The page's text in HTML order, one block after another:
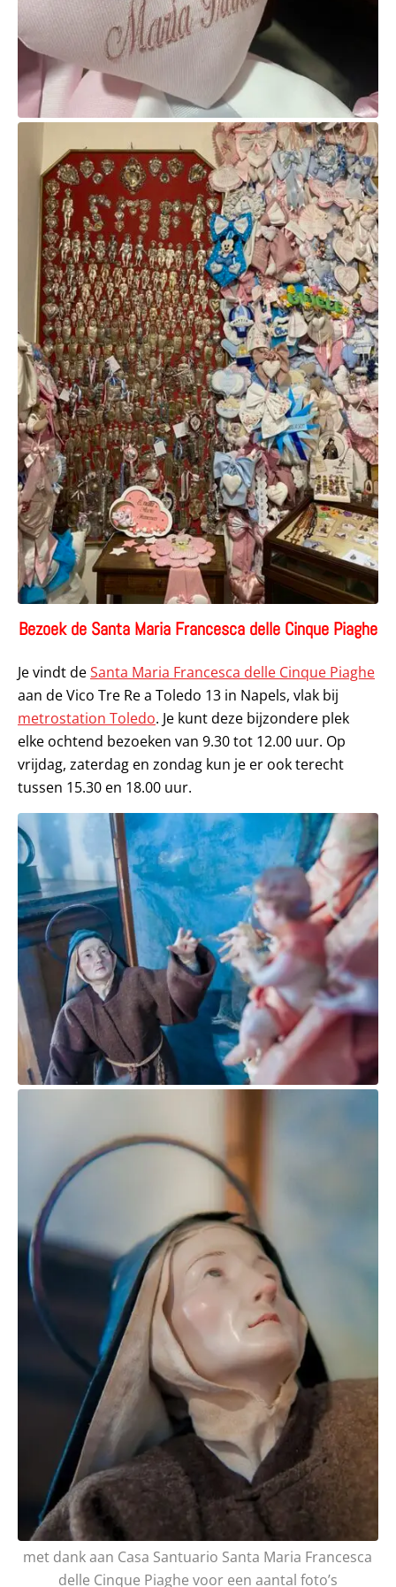
Bezoek de Santa Maria Francesca delle Cinque Piaghe
Je vindt deSanta Maria Francesca delle Cinque Piaghe
aan de Vico Tre Re a Toledo 13 in Napels, vlak bij
metrostation Toledo. Je kunt deze bijzondere plek
elke ochtend bezoeken van 9.30 tot 12.00 uur. Op
vrijdag, zaterdag en zondag kun je er ook terecht
tussen 15.30 en 18.00 uur.
met dank aan Casa Santuario Santa Maria Francesca
delle Cinque Piaghe voor een aantal foto’s